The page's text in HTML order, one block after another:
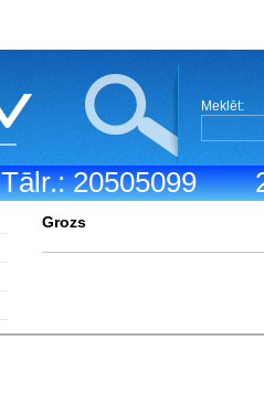
Tālr.: 20505099
Meklēt:
Grozs